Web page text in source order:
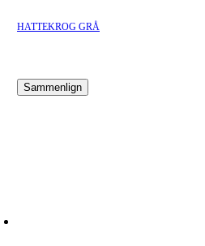
HATTEKROG GRÅ
Sammenlign